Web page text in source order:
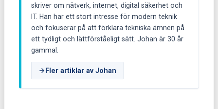
skriver om nätverk, internet, digital säkerhet och
IT. Han har ett stort intresse för modern teknik
och fokuserar på att förklara tekniska ämnen på
ett tydligt och lättförståeligt sätt. Johan är 30 år
gammal.
Fler artiklar av Johan